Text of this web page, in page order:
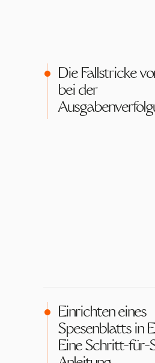
Die Fallstricke
bei der
Einrichten eines
Spesenblatts in
Eine Schritt-für-